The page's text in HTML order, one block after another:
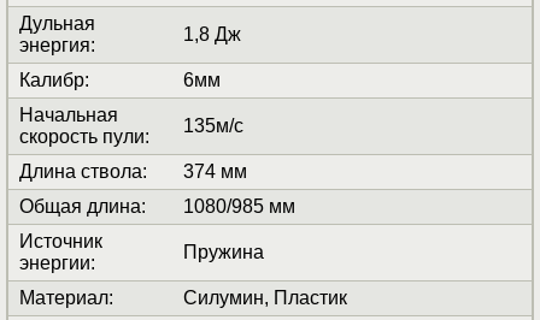
Дульная
энергия:
1,8 Дж
Калибр:
6мм
Начальная
скорость пули:
135м/с
Длина ствола:
374 мм
Общая длина:
1080/985 мм
Источник
энергии:
Пружина
Материал:
Силумин, Пластик